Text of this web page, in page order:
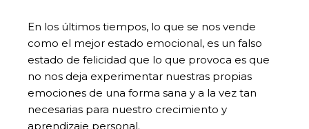
En los últimos tiempos, lo que se nos vende
como el mejor estado emocional, es un falso
estado de felicidad que lo que provoca es que
no nos deja experimentar nuestras propias
emociones de una forma sana y a la vez tan
necesarias para nuestro crecimiento y
aprendizaje personal.